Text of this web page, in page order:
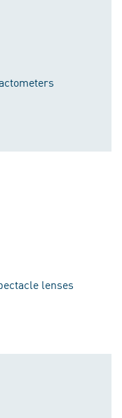
lenses